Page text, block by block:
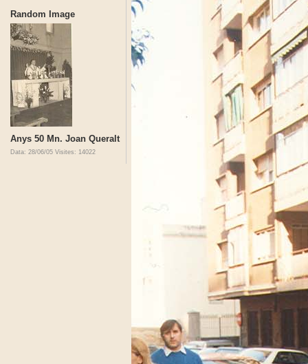
Random Image
Anys 50 Mn. Joan Queralt
Data: 28/06/05 Visites: 14022